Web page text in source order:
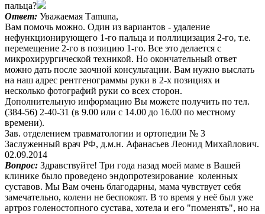
пальца?
Ответ: Уважаемая Тamuna,
Вам помочь можно. Один из вариантов - удаление
нефункционирующего 1-го пальца и поллицизация 2-го, т.е.
перемещение 2-го в позицию 1-го. Все это делается с
микрохирургической техникой. Но окончательный ответ
можно дать после заочной консультации. Вам нужно выслать
на наш адрес рентгенограммы руки в 2-х позициях и
несколько фотографий руки со всех сторон.
Дополнительную информацию Вы можете получить по тел.
(384-56) 2-40-31 (в 9.00 или с 14.00 до 16.00 по местному
времени).
Зав. отделением травматологии и ортопедии № 3
Заслуженный врач РФ, д.м.н. Афанасьев Леонид Михайлович.
02.09.2014
Вопрос: Здравствуйте! Три года назад моей маме в Вашей
клинике было проведено эндопротезирование коленных
суставов. Мы Вам очень благодарны, мама чувствует себя
замечательно, колени не беспокоят. В то время у неё был уже
артроз голеностопного сустава, хотела и его "поменять", но на